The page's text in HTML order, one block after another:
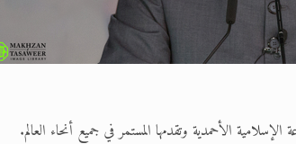
الأحمدية وتقدمها المستمر في جميع أنحاء العالم.